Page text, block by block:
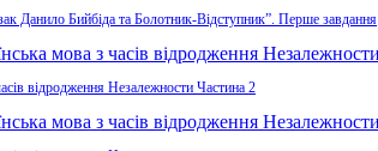
Данило Бийбіда та Болотник-Відступник”. Перше завдання
відродження Незалежности Частина 2